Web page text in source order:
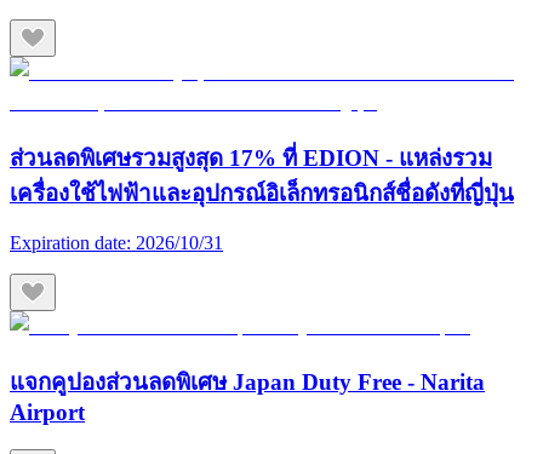
ส่วนลดพิเศษรวมสูงสุด 17% ที่ EDION - แหล่งรวม
เครื่องใช้ไฟฟ้าและอุปกรณ์อิเล็กทรอนิกส์ชื่อดังที่ญี่ปุ่น
Expiration date: 2026/10/31
แจกคูปองส่วนลดพิเศษ Japan Duty Free - Narita
Airport